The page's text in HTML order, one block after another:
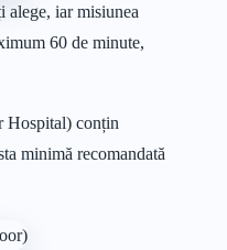
alege, iar misiunea
60 de minute,
Hospital) conțin
minimă recomandată